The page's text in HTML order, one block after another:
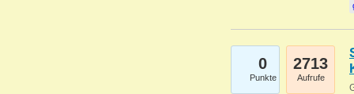
0
Punkte
2713
Aufrufe